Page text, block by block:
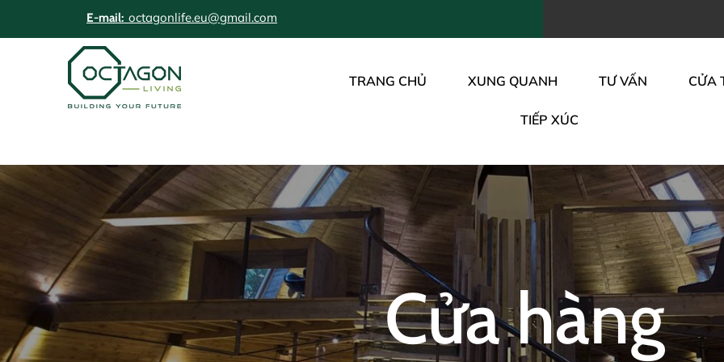
E-mail: octagonlife.eu@gmail.com
TRANG CHỦ XUNG QUANH TƯ VẤN CỬA
TIẾP XÚC
Cửa hàng